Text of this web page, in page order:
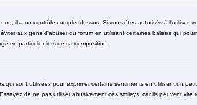
il a un contrôle complet dessus. Si vous êtes autorisés à l'utiliser,
aux gens d'abuser du forum en utilisant certaines balises qui
en particulier lors de sa composition.
qui sont utilisées pour exprimer certains sentiments en utilisant un
de ne pas utiliser abusivement ces smileys, car ils peuvent